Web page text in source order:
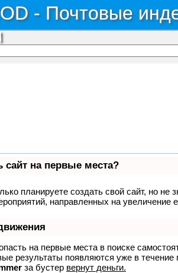
- Почтовые
сайт на первые места?
планируете создать свой сайт, но не
направленных на увеличение
на первые места в поиске
результаты появляются уже в
за бустер вернут деньги.